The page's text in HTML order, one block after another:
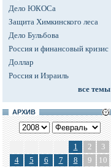
Дело ЮКОСа
Защита Химкинского леса
Дело Бульбова
Россия и финансовый кризис
Доллар
Россия и Израиль
все темы
АРХИВ
1 2
3
4
5 6 7 8 9
10